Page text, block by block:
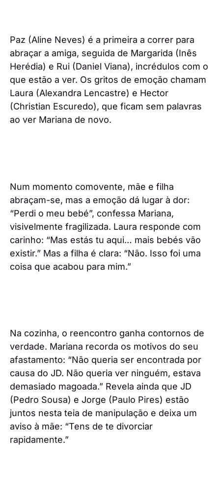
Paz (Aline Neves) é a primeira a correr para
abraçar a amiga, seguida de Margarida (Inês
Herédia) e Rui (Daniel Viana), incrédulos com o
que estão a ver. Os gritos de emoção chamam
Laura (Alexandra Lencastre) e Hector
(Christian Escuredo), que ficam sem palavras
ao ver Mariana de novo.
Num momento comovente, mãe e filha
abraçam-se, mas a emoção dá lugar à dor:
“Perdi o meu bebé”, confessa Mariana,
visivelmente fragilizada. Laura responde com
carinho: “Mas estás tu aqui… mais bebés vão
existir.” Mas a filha é clara: “Não. Isso foi uma
coisa que acabou para mim.”
Na cozinha, o reencontro ganha contornos de
verdade. Mariana recorda os motivos do seu
afastamento: “Não queria ser encontrada por
causa do JD. Não queria ver ninguém, estava
demasiado magoada.” Revela ainda que JD
(Pedro Sousa) e Jorge (Paulo Pires) estão
juntos nesta teia de manipulação e deixa um
aviso à mãe: “Tens de te divorciar
rapidamente.”